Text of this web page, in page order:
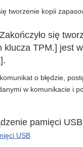
tworzenie kopii
się
klucza TPM.] jest
o błędzie,
w komunikacie i
pamięci
USB